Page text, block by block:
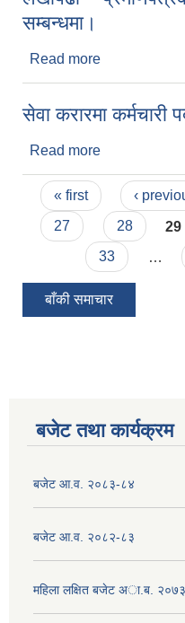
सम्बन्धमा।
Read more
सेवा करारमा कर्मचारी
Read more
Pages
« first ‹
27
28 29
33
बाँकी समाचार
बजेट तथा कार्यक्रम
बजेट आ.व. २०८३-८४
बजेट आ.व. २०८२-८३
महिला लक्षित बजेट अा.ब.